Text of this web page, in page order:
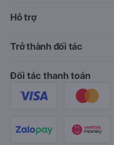
Hỗ trợ
Trở thành đối tác
Đối tác thanh toán